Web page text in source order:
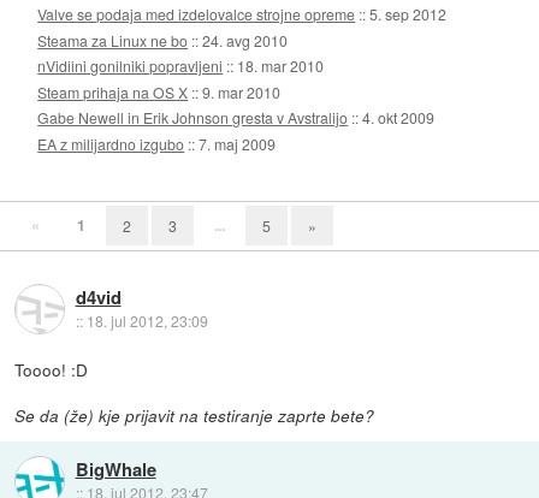
Valve se podaja med izdelovalce strojne opreme ::5. sep 2012
Steama za Linux ne bo ::24. avg 2010
nVidiini gonilniki popravljeni :: 18. mar 2010
Steam prihaja na OS X ::9. mar 2010
Gabe Newell in Erik Johnson gresta v Avstralijo ::4. okt 2009
EA z milijardno izgubo ::7. maj 2009
« 1 2 3 ... 5 »
d4vid
:: 18. jul 2012, 23:09
Toooo! :D
Se da (že) kje prijavit na testiranje zaprte bete?
BigWhale
:: 18. jul 2012, 23:47